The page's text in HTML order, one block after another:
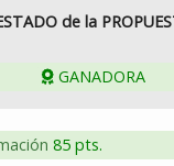
de la
GANADORA
85 pts.